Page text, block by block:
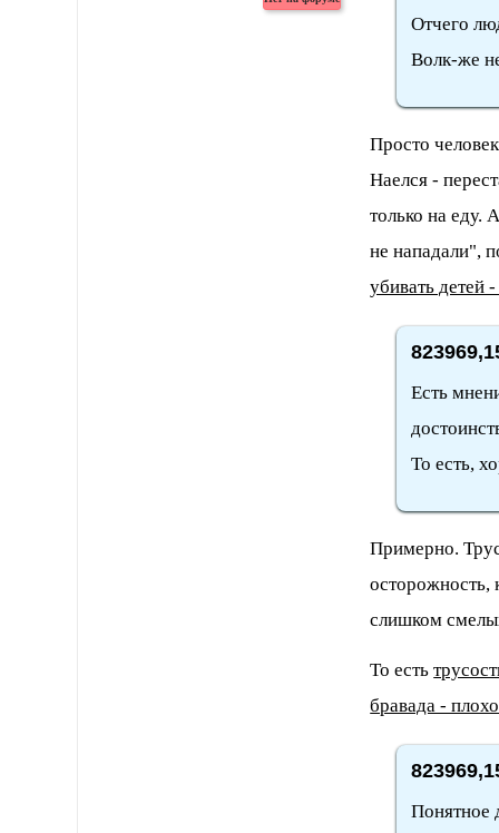
Отчего
Волк-же
Просто
Наелся -
только на еду.
не нападали",
убивать детей
Есть
То есть,
Примерно.
осторожность,
слишком
То есть
бравада - плохо
Понятное